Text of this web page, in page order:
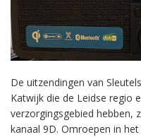
De uitzendingen van
Katwijk die de Leidse regio
verzorgingsgebied hebben,
kanaal 9D. Omroepen in